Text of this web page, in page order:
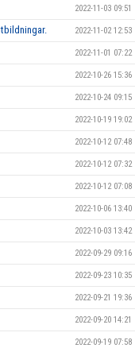
2022-11-03 09:51
2022-11-02 12:53
2022-11-01 07:22
2022-10-26 15:36
2022-10-24 09:15
2022-10-19 19:02
2022-10-12 07:48
2022-10-12 07:32
2022-10-12 07:08
2022-10-06 13:40
2022-10-03 13:42
2022-09-29 09:16
2022-09-23 10:35
2022-09-21 19:36
2022-09-20 14:21
2022-09-19 07:58